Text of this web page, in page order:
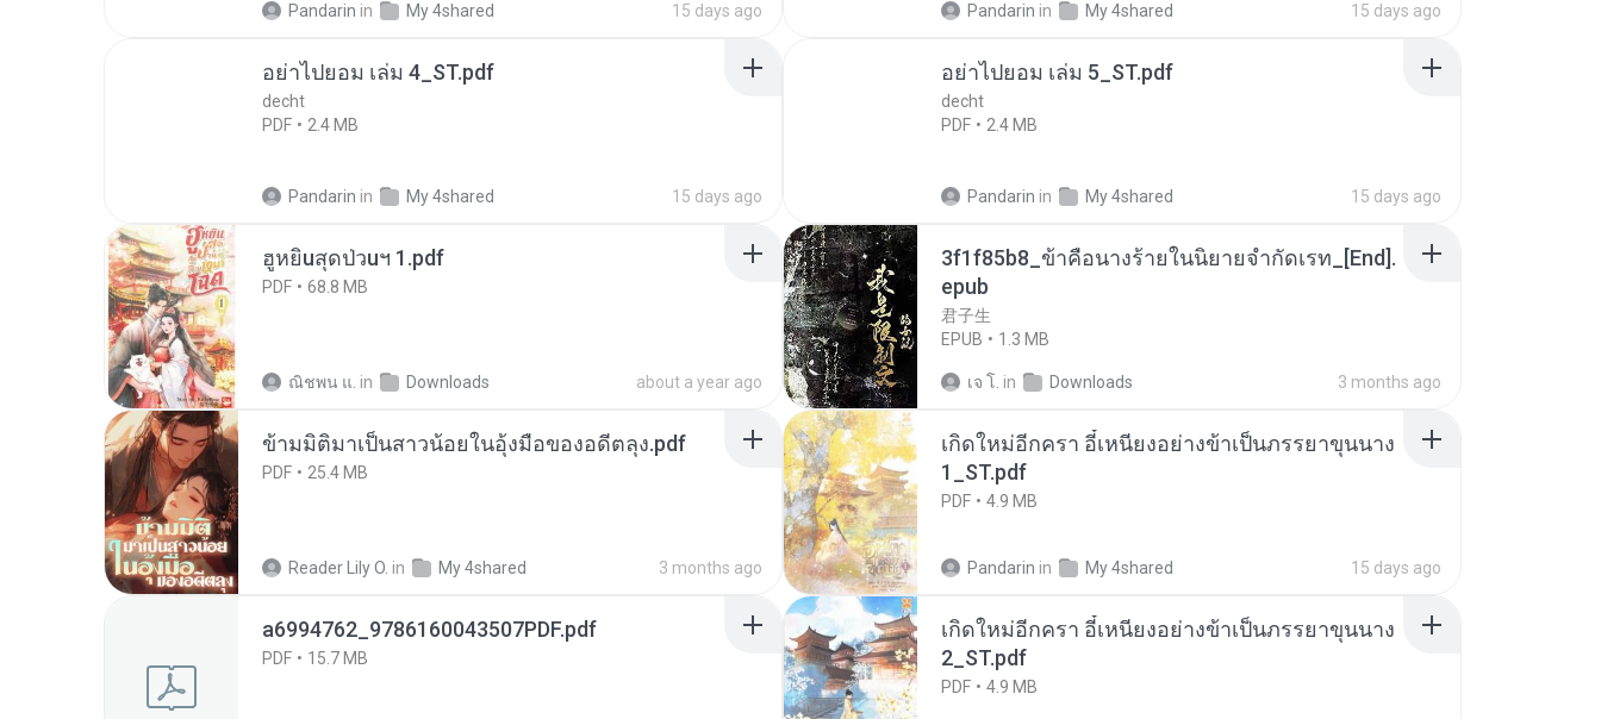
Pandarin in My 4shared 15 days ago Pandarin in My 4shared 15 days ago
อย่าไปยอม เล่ม 4_ST.pdf
decht
PDF
2.4 MB
Pandarin in My 4shared 15 days ago
อย่าไปยอม เล่ม 5_ST.pdf
decht
PDF
2.4 MB
Pandarin in My 4shared 15 days ago
ฮูหยิuสุดป่วuฯ 1.pdf
PDF 68.8 MB
ณิชพน แ. in Downloads about a year ago
3f1f85b8_ข้าคือนางร้ายในนิยายจำกัดเรท_[End].
epub
君子生
EPUB
1.3 MB
เจ โ. in Downloads 3 months ago
ข้ามมิติมาเป็นสาวน้อยในอุ้งมือของอดีตลุง.pdf
PDF 25.4 MB
Reader Lily O. in My 4shared 3 months ago
เกิดใหม่อีกครา อี๋เหนียงอย่างข้าเป็นภรรยาขุนนาง
1_ST.pdf
PDF 4.9 MB
Pandarin in My 4shared 15 days ago
a6994762_9786160043507PDF.pdf
PDF 15.7 MB
เกิดใหม่อีกครา อี๋เหนียงอย่างข้าเป็นภรรยาขุนนาง
2_ST.pdf
PDF 4.9 MB